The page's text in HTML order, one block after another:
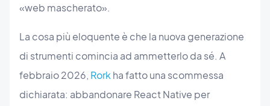
«web mascherato».
La cosa più eloquente è che la nuova generazione
di strumenti comincia ad ammetterlo da sé. A
febbraio 2026, Rork ha fatto una scommessa
dichiarata: abbandonare React Native per